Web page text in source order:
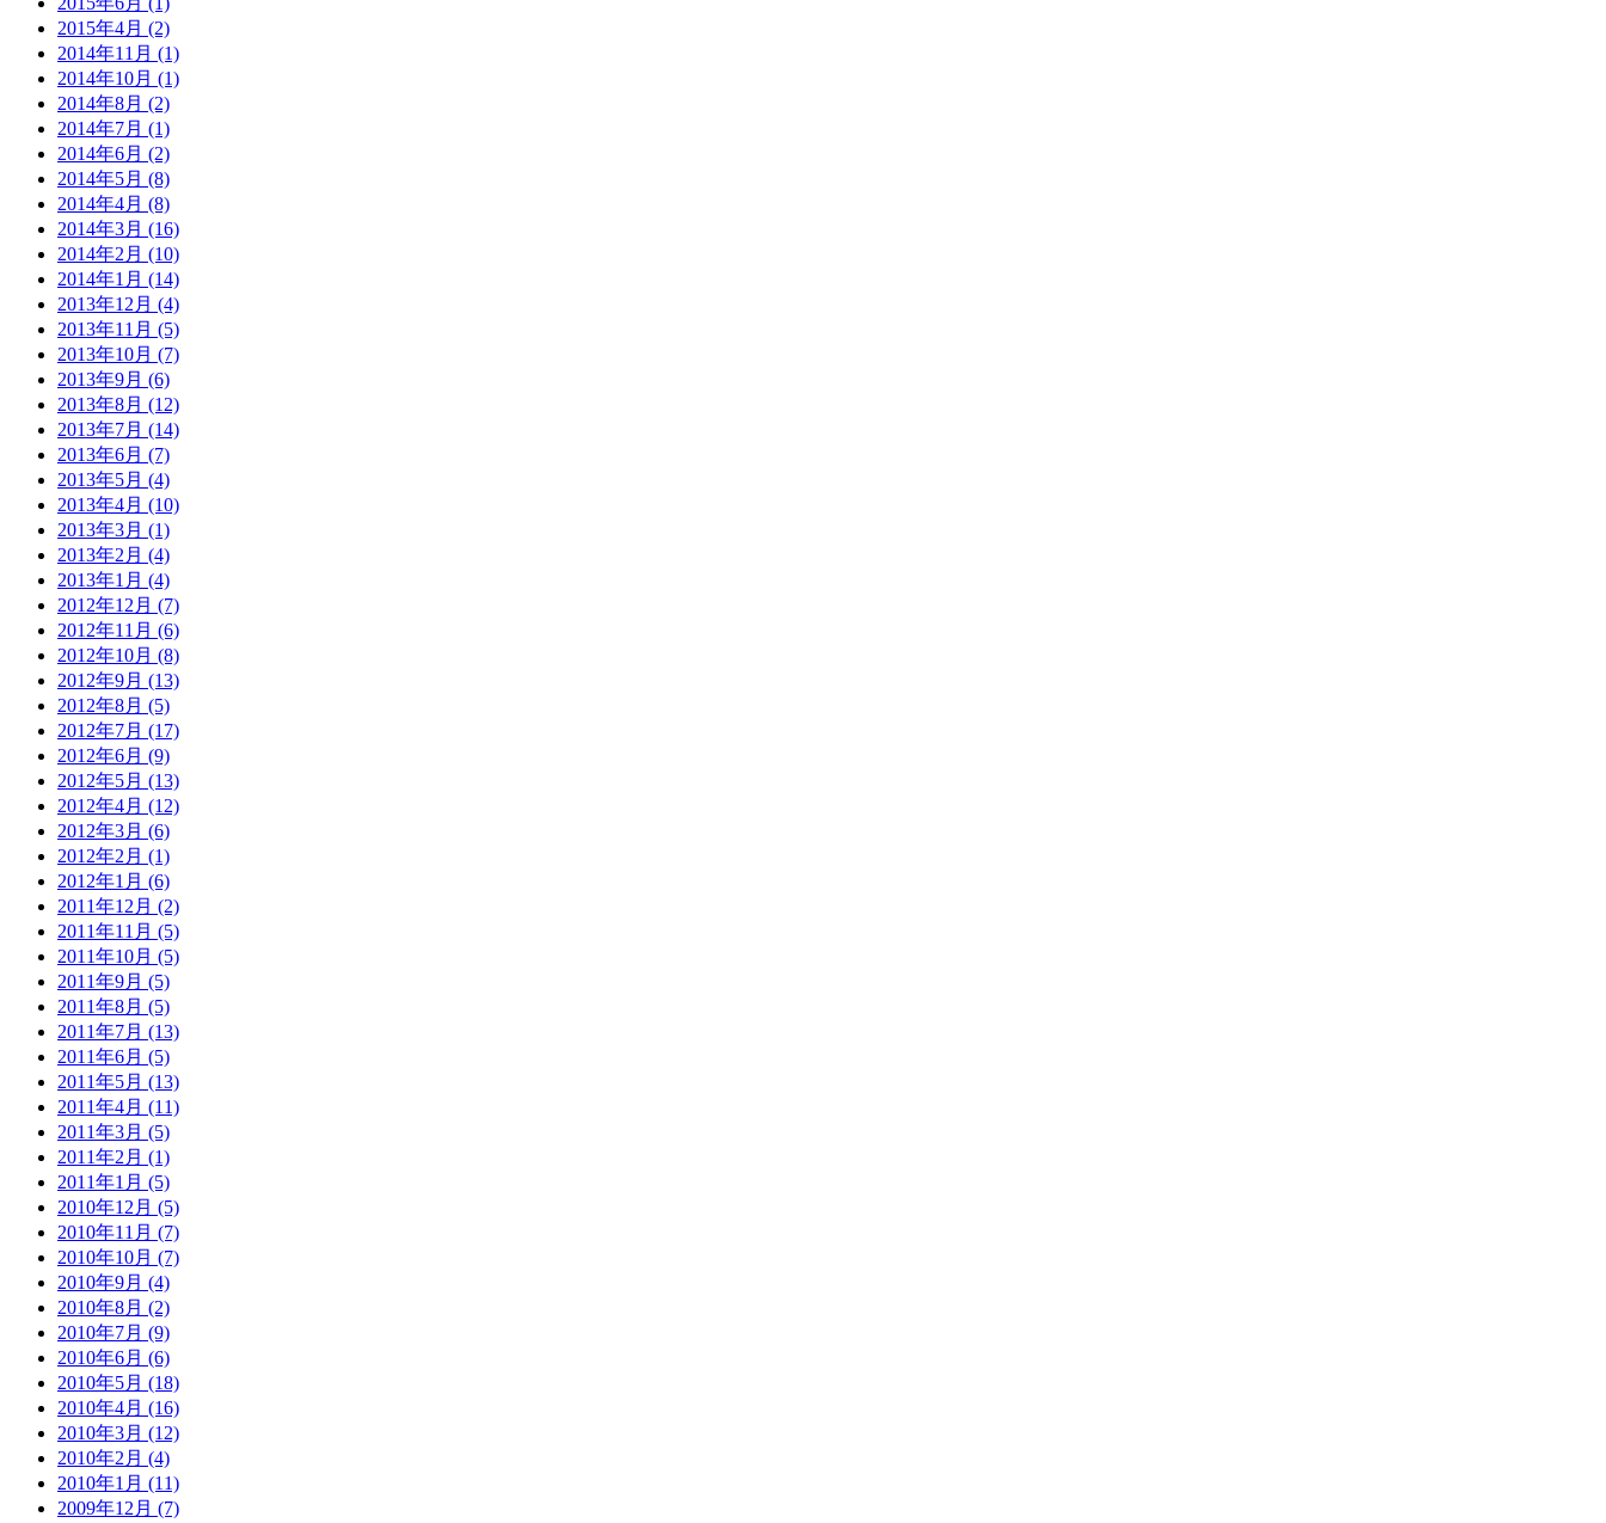
2015年4月 (2)
2014年11月 (1)
2014年10月 (1)
2014年8月 (2)
2014年7月 (1)
2014年6月 (2)
2014年5月 (8)
2014年4月 (8)
2014年3月 (16)
2014年2月 (10)
2014年1月 (14)
2013年12月 (4)
2013年11月 (5)
2013年10月 (7)
2013年9月 (6)
2013年8月 (12)
2013年7月 (14)
2013年6月 (7)
2013年5月 (4)
2013年4月 (10)
2013年3月 (1)
2013年2月 (4)
2013年1月 (4)
2012年12月 (7)
2012年11月 (6)
2012年10月 (8)
2012年9月 (13)
2012年8月 (5)
2012年7月 (17)
2012年6月 (9)
2012年5月 (13)
2012年4月 (12)
2012年3月 (6)
2012年2月 (1)
2012年1月 (6)
2011年12月 (2)
2011年11月 (5)
2011年10月 (5)
2011年9月 (5)
2011年8月 (5)
2011年7月 (13)
2011年6月 (5)
2011年5月 (13)
2011年4月 (11)
2011年3月 (5)
2011年2月 (1)
2011年1月 (5)
2010年12月 (5)
2010年11月 (7)
2010年10月 (7)
2010年9月 (4)
2010年8月 (2)
2010年7月 (9)
2010年6月 (6)
2010年5月 (18)
2010年4月 (16)
2010年3月 (12)
2010年2月 (4)
2010年1月 (11)
2009年12月 (7)